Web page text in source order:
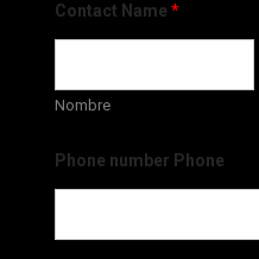
Contact Name *
Nombre
Phone number Phone